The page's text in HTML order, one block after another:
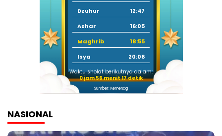
Dzuhur
12:47
Ashar
16:05
Maghrib
18:55
Isya
20:06
Waktu sholat berikutnya dalam:
0 jam 56 menit 16 detik
Sumber: Kemenag
NASIONAL